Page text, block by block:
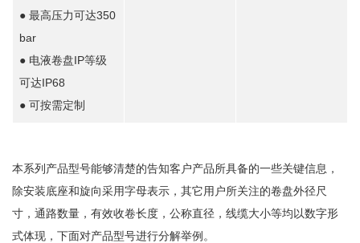
● 最高压力可达350
bar
● 电液卷盘IP等级
可达IP68
● 可按需定制
本系列产品型号能够清楚的告知客户产品所具备的一些关键信息，
除安装底座和旋向采用字母表示，其它用户所关注的卷盘外径尺
寸，通路数量，有效收卷长度，公称直径，线缆大小等均以数字形
式体现，下面对产品型号进行分解举例。